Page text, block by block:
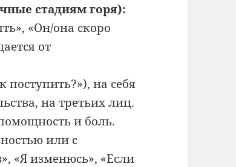
стадиям горя):
«Он/она скоро
от
на себя
на третьих лиц.
и боль.
или с
«Я изменюсь», «Если